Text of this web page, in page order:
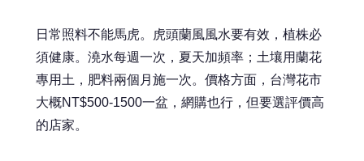
日常照料不能馬虎。虎頭蘭風風水要有效，植株必
須健康。澆水每週一次，夏天加頻率；土壤用蘭花
專用土，肥料兩個月施一次。價格方面，台灣花市
大概NT$500-1500一盆，網購也行，但要選評價高
的店家。